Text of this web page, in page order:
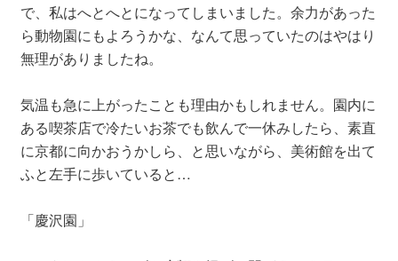
で、私はへとへとになってしまいました。余力があった
ら動物園にもよろうかな、なんて思っていたのはやはり
無理がありましたね。
気温も急に上がったことも理由かもしれません。園内に
ある喫茶店で冷たいお茶でも飲んで一休みしたら、素直
に京都に向かおうかしら、と思いながら、美術館を出て
ふと左手に歩いていると…
「慶沢園」